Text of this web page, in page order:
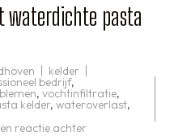
waterdichte pasta
kelder
bedrijf,
, vochtinfiltratie,
kelder, wateroverlast,
reactie achter